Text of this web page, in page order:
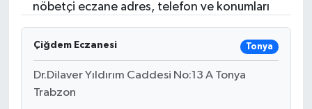
nöbetçi eczane adres, telefon ve konumları
Çiğdem Eczanesi Tonya
Dr.Dilaver Yıldırım Caddesi No:13 A Tonya
Trabzon